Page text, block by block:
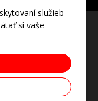
služieb
si vaše